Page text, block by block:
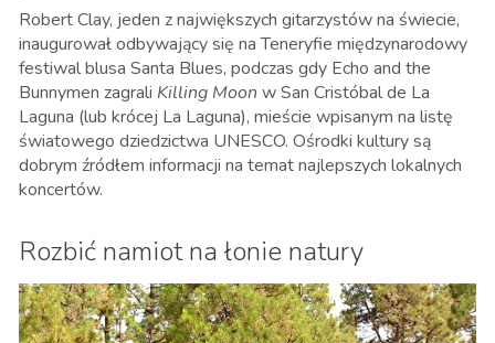
Robert Clay, jeden z największych gitarzystów na świecie,
inaugurował odbywający się na Teneryfie międzynarodowy
festiwal blusa Santa Blues, podczas gdy Echo and the
Bunnymen zagrali Killing Moon w San Cristóbal de La
Laguna (lub krócej La Laguna), mieście wpisanym na listę
światowego dziedzictwa UNESCO. Ośrodki kultury są
dobrym źródłem informacji na temat najlepszych lokalnych
koncertów.
Rozbić namiot na łonie natury